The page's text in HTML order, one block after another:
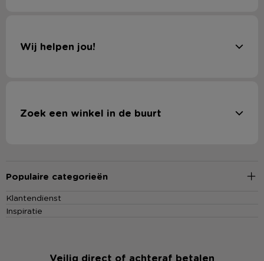
Wij helpen jou!
Zoek een winkel in de buurt
Populaire categorieën
Klantendienst
Inspiratie
Veilig direct of achteraf betalen